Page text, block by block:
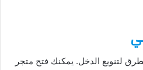
لتنويع الدخل. يمكنك فتح متجر